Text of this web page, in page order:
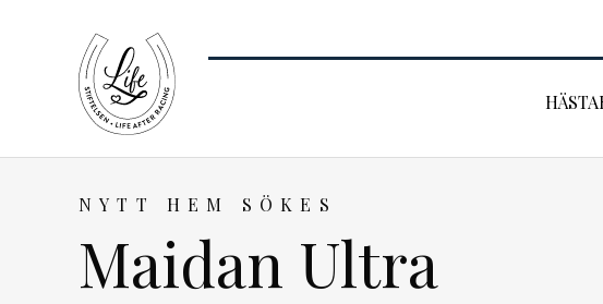
NYTT HEM SÖKES
Maidan Ultra